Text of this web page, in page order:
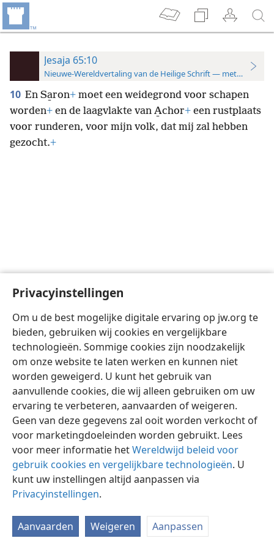
Privacyinstellingen
Om u de best mogelijke digitale ervaring op jw.org te
bieden, gebruiken wij cookies en vergelijkbare
technologieën. Sommige cookies zijn noodzakelijk
om onze website te laten werken en kunnen niet
worden geweigerd. U kunt het gebruik van
aanvullende cookies, die wij alleen gebruiken om uw
ervaring te verbeteren, aanvaarden of weigeren.
Geen van deze gegevens zal ooit worden verkocht of
voor marketingdoeleinden worden gebruikt. Lees
voor meer informatie hetWereldwijd beleid voor
gebruik cookies en vergelijkbare technologieën. U
kunt uw instellingen altijd aanpassen via
Privacyinstellingen.
Aanvaarden Weigeren Aanpassen
Jesaja 65:10
Nieuwe-Wereldvertaling van de Heilige Schrift — met
10 En Sa̱ron+ moet een weidegrond voor schapen
worden+ en de laagvlakte van A̱chor+ een rustplaats
voor runderen, voor mijn volk, dat mij zal hebben
gezocht.+
Nederlands Instellingen
Copyright © 2026 Watch Tower Bible and Tract Society of Pennsylvania
Gebruiksvoorwaarden Privacybeleid
JW.ORG
Inloggen